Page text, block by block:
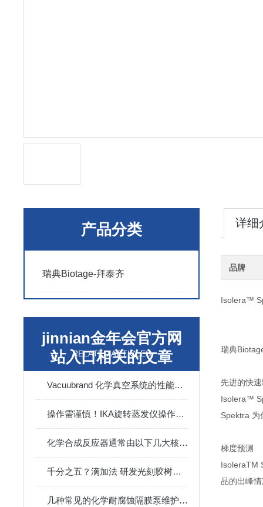
产品分类
瑞典Biotage-拜泰齐
jinnian金年会官方网
站入口相关的文章
RELATED ARTICLES
Vacuubrand 化学真空系统的性能特点介绍
操作需谨慎！IKA旋转蒸发仪操作时需要注意这些
化学合成反应器通常由以下几大核心部分组成
千分之五？滴加法 研发光刻胶树脂，您的物料加的真的稳和准吗？
几种常见的化学耐腐蚀隔膜泵维护攻略
详细
品牌
Isolera™
瑞典
先进的快
Isolera™
Spektra 为
梯度预测
IsoleraTM
品的出峰